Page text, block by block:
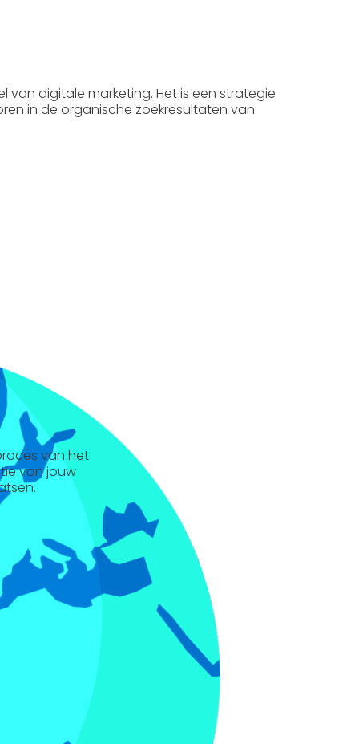
van digitale marketing. Het is een strategie
in de organische zoekresultaten van
van het
van jouw